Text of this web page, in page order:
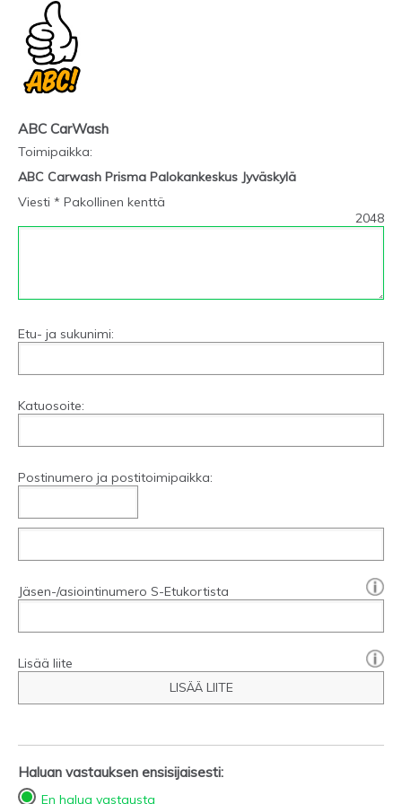
ABC CarWash
Toimipaikka:
ABC Carwash Prisma Palokankeskus Jyväskylä
Viesti * Pakollinen kenttä
2048
Etu- ja sukunimi:
Katuosoite:
Postinumero ja postitoimipaikka:
Jäsen-/asiointinumero S-Etukortista
Lisää liite
LISÄÄ LIITE
Haluan vastauksen ensisijaisesti:
En halua vastausta